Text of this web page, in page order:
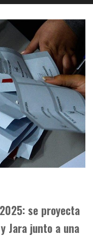
se proyecta
Jara junto a una